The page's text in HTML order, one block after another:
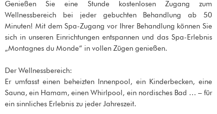
Genießen Sie eine Stunde kostenlosen Zugang zum
Wellnessbereich bei jeder gebuchten Behandlung ab 50
Minuten! Mit dem Spa-Zugang vor Ihrer Behandlung können Sie
sich in unseren Einrichtungen entspannen und das Spa-Erlebnis
„Montagnes du Monde“ in vollen Zügen genießen.
Der Wellnessbereich:
Er umfasst einen beheizten Innenpool, ein Kinderbecken, eine
Sauna, ein Hamam, einen Whirlpool, ein nordisches Bad … – für
ein sinnliches Erlebnis zu jeder Jahreszeit.